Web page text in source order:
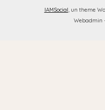
IAMSocial, un theme
Webadmin